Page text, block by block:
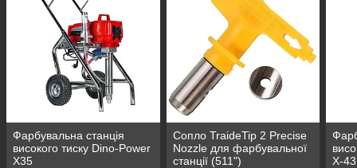
Фарбувальна станція
високого тиску Dino-Power
X35
Сопло TraideTip 2 Precise
Nozzle для фарбувальної
станції (511")
X-